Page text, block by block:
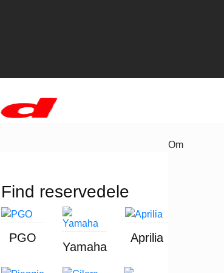
Find reservedele
PGO
Yamaha
Aprilia
Om